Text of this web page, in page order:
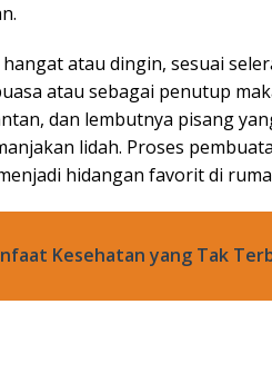
atau dingin, sesuai
atau sebagai penutup
dan lembutnya pisang
lidah. Proses
hidangan favorit di
Kesehatan yang Tak